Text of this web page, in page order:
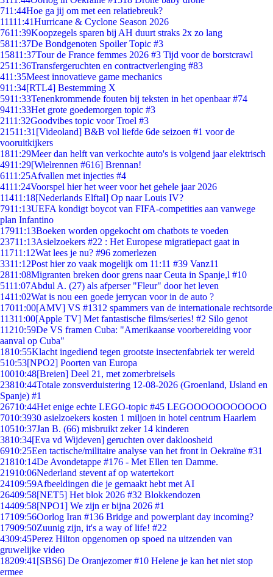
711:44Hoe ga jij om met een relatiebreuk?
11111:41Hurricane & Cyclone Season 2026
7611:39Koopzegels sparen bij AH duurt straks 2x zo lang
5811:37De Bondgenoten Spoiler Topic #3
15811:37Tour de France femmes 2026 #3 Tijd voor de borstcrawl
2511:36Transfergeruchten en contractverlenging #83
411:35Meest innovatieve game mechanics
911:34[RTL4] Bestemming X
5911:33Tenenkrommende fouten bij teksten in het openbaar #74
9411:33Het grote goedemorgen topic #3
2111:32Goodvibes topic voor Troel #3
21511:31 [Videoland] B&B vol liefde 6de seizoen #1 voor de
vooruitkijkers
1811:29Meer dan helft van verkochte auto's is volgend jaar elektrisch
4911:29[Wielrennen #616] Brennan!
6111:25Afvallen met injecties #4
4111:24Voorspel hier het weer voor het gehele jaar 2026
11411:18[Nederlands Elftal] Op naar Louis IV?
7911:13UEFA kondigt boycot van FIFA-competities aan vanwege
plan Infantino
17911:13Boeken worden opgekocht om chatbots te voeden
23711:13Asielzoekers #22 : Het Europese migratiepact gaat in
11711:12Wat lees je nu? #96 zomerlezen
3311:12Post hier zo vaak mogelijk om 11:11 #39 Vanz11
2811:08Migranten breken door grens naar Ceuta in Spanje,l #10
5111:07Abdul A. (27) als afperser "Fleur" door het leven
1411:02Wat is nou een goede jerrycan voor in de auto ?
17011:00[AMV] VS #1312 spammers van de internationale rechtsorde
11311:00[Apple TV] Met fantastische films/series! #2 Silo genot
11210:59De VS framen Cuba: "Amerikaanse voorbereiding voor
aanval op Cuba"
1810:55Klacht ingediend tegen grootste insectenfabriek ter wereld
510:53[NPO2] Poorten van Europa
10010:48[Breien] Deel 21, met zomerbreisels
23810:44Totale zonsverduistering 12-08-2026 (Groenland, IJsland en
Spanje) #1
26710:44Het enige echte LEGO-topic #45 LEGOOOOOOOOOOO
7010:3930 asielzoekers kosten 1 miljoen in hotel centrum Haarlem
10510:37Jan B. (66) misbruikt zeker 14 kinderen
3810:34[Eva vd Wijdeven] geruchten over dakloosheid
6910:25Een tactische/militaire analyse van het front in Oekraïne #31
21810:14De Avondetappe #176 - Met Ellen ten Damme.
21910:06Nederland stevent af op watertekort
24109:59Afbeeldingen die je gemaakt hebt met AI
26409:58[NET5] Het blok 2026 #32 Blokkendozen
14409:58[NPO1] We zijn er bijna 2026 #1
17109:56Oorlog Iran #136 Bridge and powerplant day incoming?
17909:50Zuunig zijn, it's a way of life! #22
4309:45Perez Hilton opgenomen op spoed na uitzenden van
gruwelijke video
18209:41 [SBS6] De Oranjezomer #10 Helene je kan het niet stop
ermee